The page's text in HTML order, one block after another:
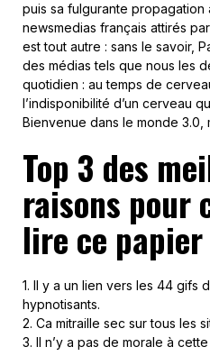
puis sa fulgurante propagation
newsmedias français attirés
est tout autre : sans le savoir,
des médias tels que nous les
quotidien : au temps de
l’indisponibilité d’un cerveau
Bienvenue dans le monde 3.0,
Top 3 des
raisons pour
lire ce papier
1. Il y a un lien vers les 44 gifs
hypnotisants.
2. Ca mitraille sec sur tous les
3. Il n’y a pas de morale à